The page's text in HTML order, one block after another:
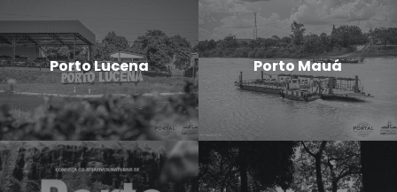
Porto Lucena Porto Mauá